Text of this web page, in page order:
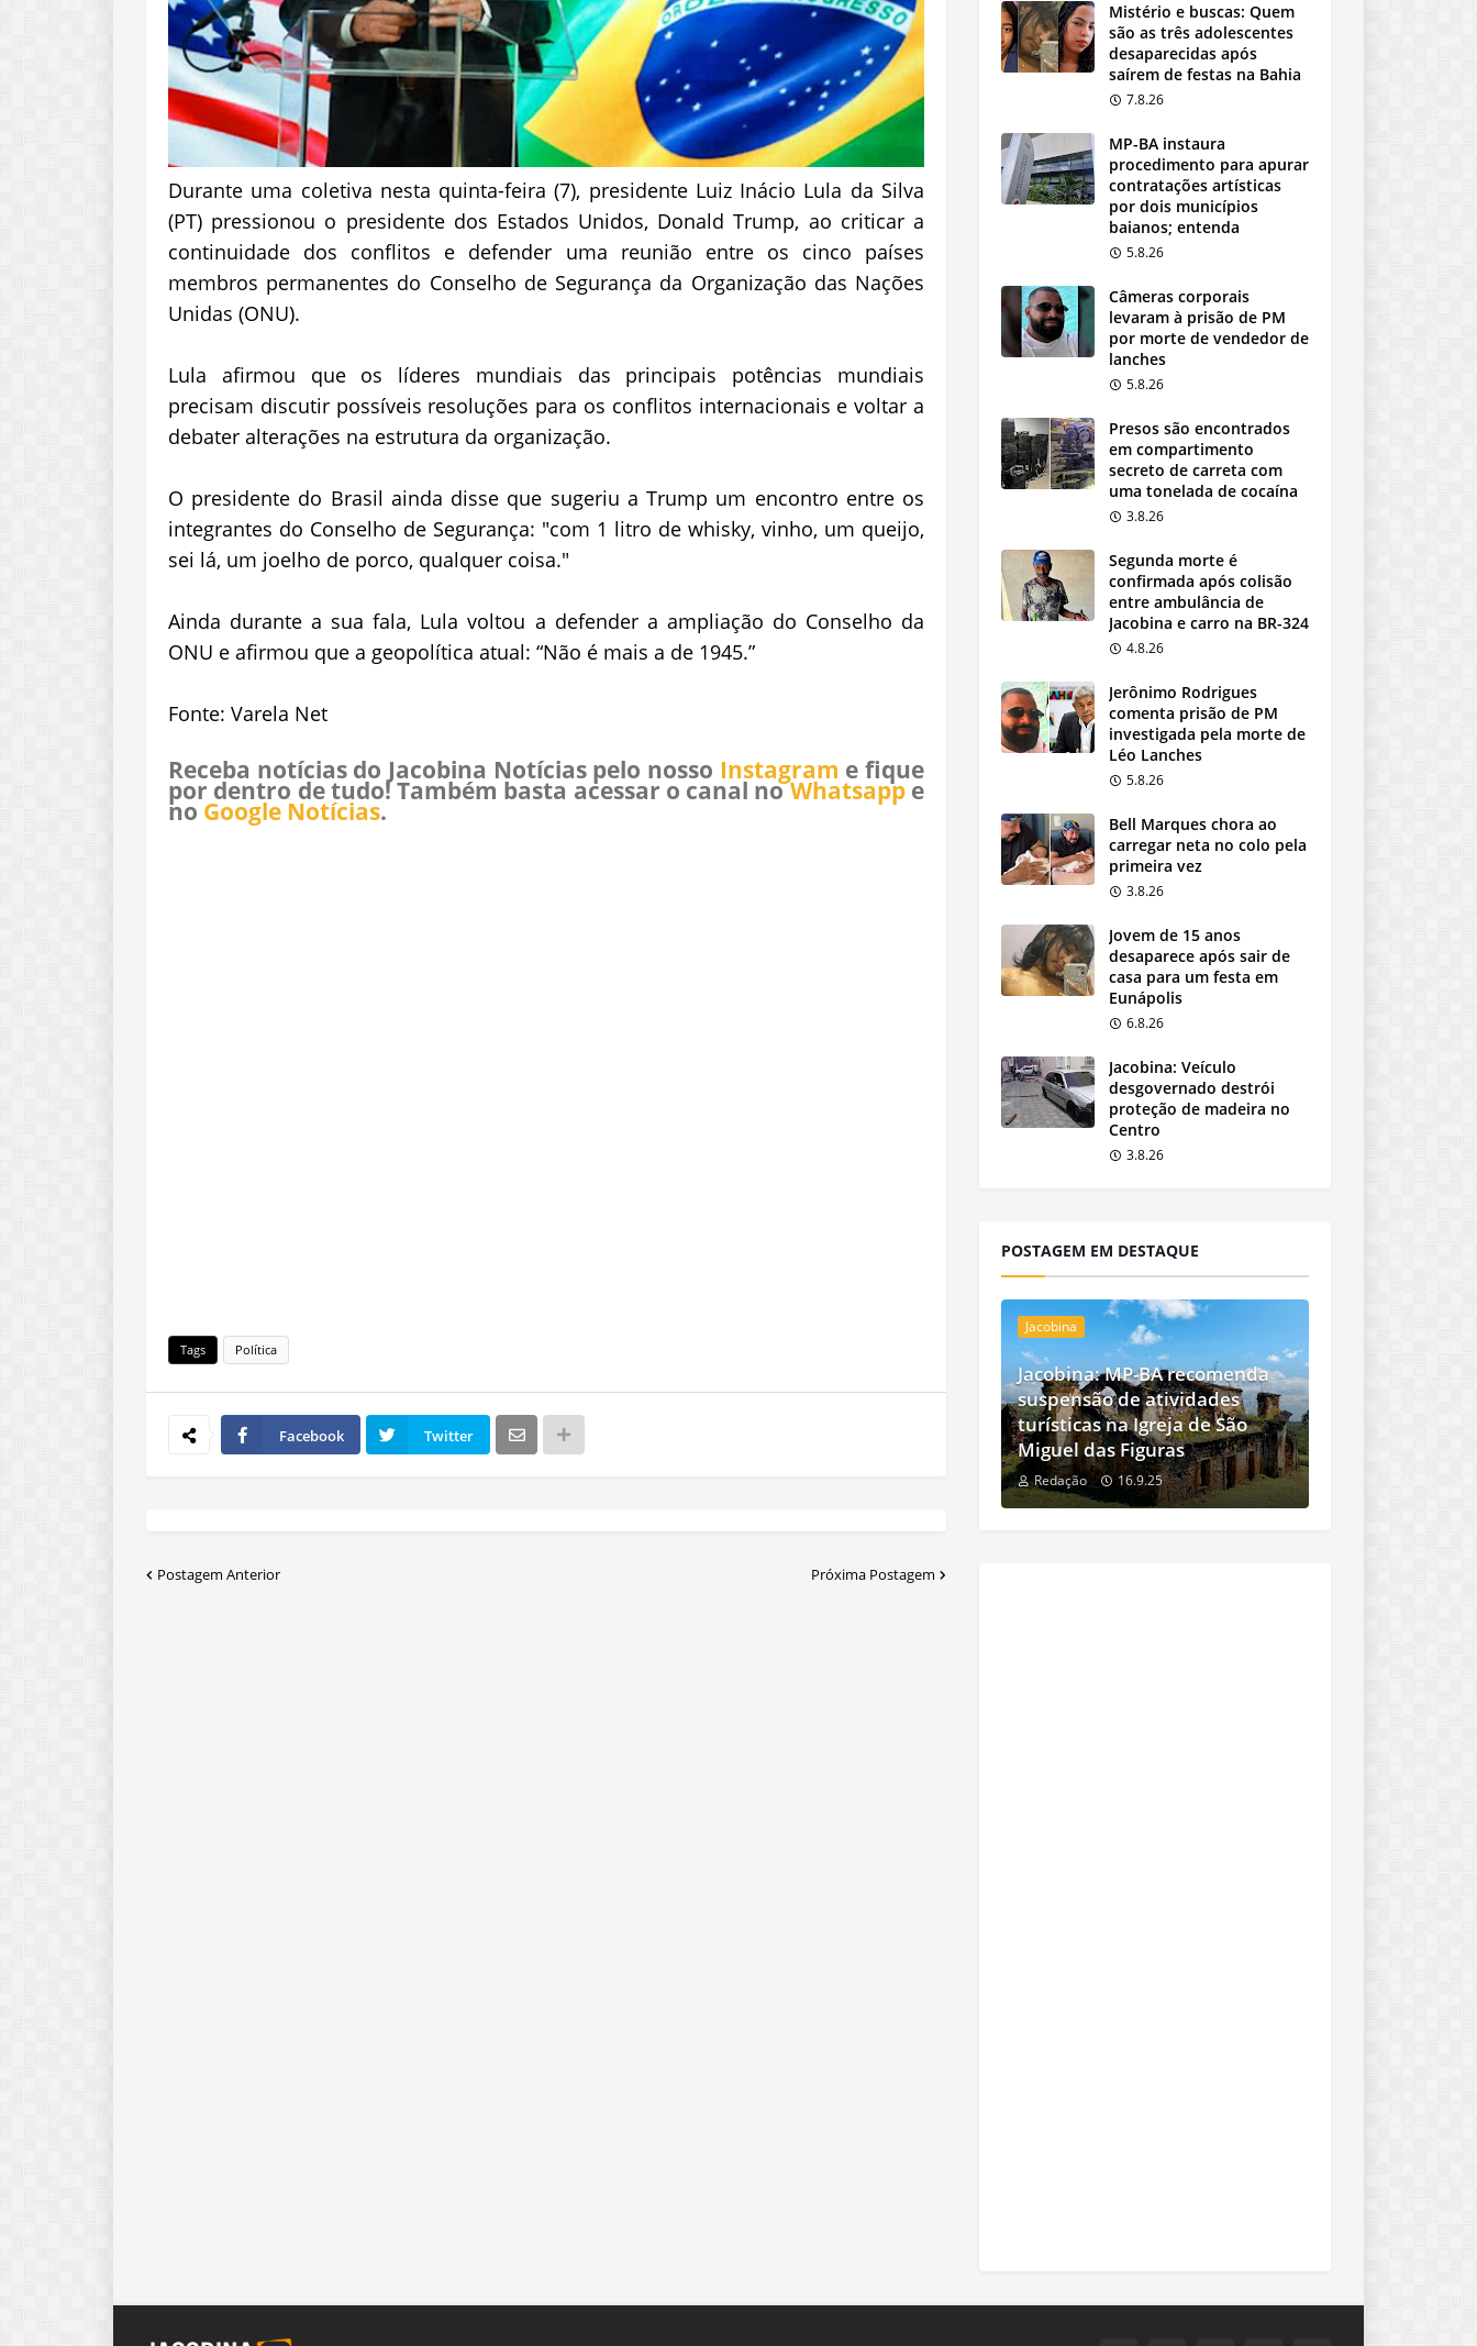
Durante uma coletiva nesta quinta-feira (7), presidente Luiz Inácio Lula da Silva
(PT) pressionou o presidente dos Estados Unidos, Donald Trump, ao criticar a
continuidade dos conflitos e defender uma reunião entre os cinco países
membros permanentes do Conselho de Segurança da Organização das Nações
Unidas (ONU).
Lula afirmou que os líderes mundiais das principais potências mundiais
precisam discutir possíveis resoluções para os conflitos internacionais e voltar a
debater alterações na estrutura da organização.
O presidente do Brasil ainda disse que sugeriu a Trump um encontro entre os
integrantes do Conselho de Segurança: "com 1 litro de whisky, vinho, um queijo,
sei lá, um joelho de porco, qualquer coisa."
Ainda durante a sua fala, Lula voltou a defender a ampliação do Conselho da
ONU e afirmou que a geopolítica atual: “Não é mais a de 1945.”
Fonte: Varela Net
Receba notícias do Jacobina Notícias pelo nosso Instagram e fique
por dentro de tudo! Também basta acessar o canal noWhatsappe
no Google Notícias.
Tags Política
Facebook Twitter
Postagem Anterior Próxima Postagem
Mistério e buscas: Quem
são as três adolescentes
desaparecidas após
saírem de festas na Bahia
7.8.26
MP-BA instaura
procedimento para apurar
contratações artísticas
por dois municípios
baianos; entenda
5.8.26
Câmeras corporais
levaram à prisão de PM
por morte de vendedor de
lanches
5.8.26
Presos são encontrados
em compartimento
secreto de carreta com
uma tonelada de cocaína
3.8.26
Segunda morte é
confirmada após colisão
entre ambulância de
Jacobina e carro na BR-324
4.8.26
Jerônimo Rodrigues
comenta prisão de PM
investigada pela morte de
Léo Lanches
5.8.26
Bell Marques chora ao
carregar neta no colo pela
primeira vez
3.8.26
Jovem de 15 anos
desaparece após sair de
casa para um festa em
Eunápolis
6.8.26
Jacobina: Veículo
desgovernado destrói
proteção de madeira no
Centro
3.8.26
POSTAGEM EM DESTAQUE
Jacobina
Jacobina: MP-BA recomenda
suspensão de atividades
turísticas na Igreja de São
Miguel das Figuras
Redação 16.9.25